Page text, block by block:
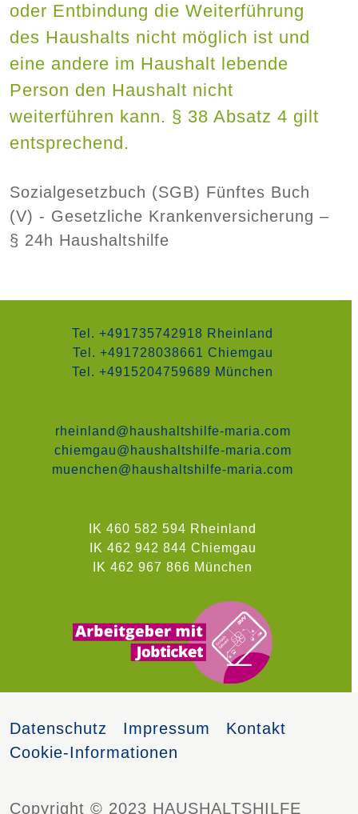
oder Entbindung die Weiterführung
des Haushalts nicht möglich ist und
eine andere im Haushalt lebende
Person den Haushalt nicht
weiterführen kann. § 38 Absatz 4 gilt
entsprechend.
Sozialgesetzbuch (SGB) Fünftes Buch
(V) - Gesetzliche Krankenversicherung –
§ 24h Haushaltshilfe
Tel. +491735742918 Rheinland
Tel. +491728038661 Chiemgau
Tel. +4915204759689 München
rheinland@haushaltshilfe-maria.com
chiemgau@haushaltshilfe-maria.com
muenchen@haushaltshilfe-maria.com
IK 460 582 594 Rheinland
IK 462 942 844 Chiemgau
IK 462 967 866 München
Datenschutz Impressum
Kontakt
Cookie-Informationen
Copyright © 2023 HAUSHALTSHILFE